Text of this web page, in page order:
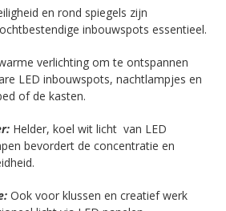
en rond spiegels zijn
inbouwspots essentieel.
verlichting om te ontspannen
LED inbouwspots, nachtlampjes en
of de kasten.
Helder, koel wit licht van LED
bevordert de concentratie en
Ook voor klussen en creatief werk